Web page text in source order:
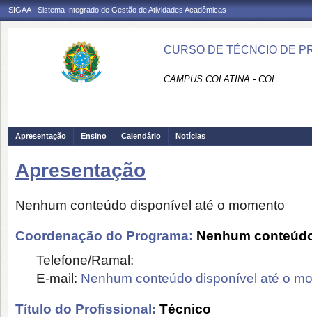
SIGAA - Sistema Integrado de Gestão de Atividades Acadêmicas
CURSO DE TÉCNCIO DE
CAMPUS COLATINA - COL
Apresentação Ensino Calendário Notícias
Apresentação
Nenhum conteúdo disponível até o momento
Coordenação do Programa: Nenhum
Telefone/Ramal:
E-mail: Nenhum conteúdo disponível até o
Título do Profissional: Técnico